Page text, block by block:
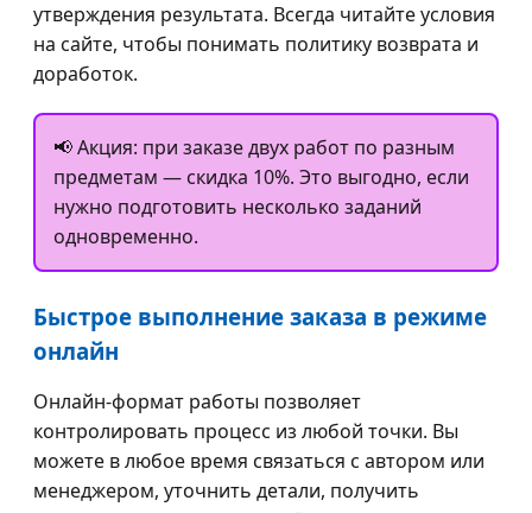
утверждения результата. Всегда читайте условия
на сайте, чтобы понимать политику возврата и
доработок.
📢 Акция: при заказе двух работ по разным
предметам — скидка 10%. Это выгодно, если
нужно подготовить несколько заданий
одновременно.
Быстрое выполнение заказа в режиме
онлайн
Онлайн-формат работы позволяет
контролировать процесс из любой точки. Вы
можете в любое время связаться с автором или
менеджером, уточнить детали, получить